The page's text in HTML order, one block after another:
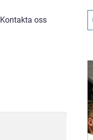
Kontakta oss